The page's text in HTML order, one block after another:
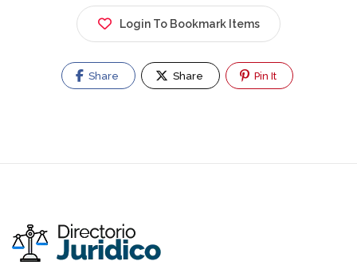
Login To Bookmark Items
Share Share Pin It